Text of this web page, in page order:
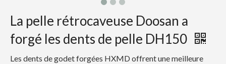
La pelle rétrocaveuse Doosan a
forgé les dents de pelle DH150
Les dents de godet forgées HXMD offrent une meilleure